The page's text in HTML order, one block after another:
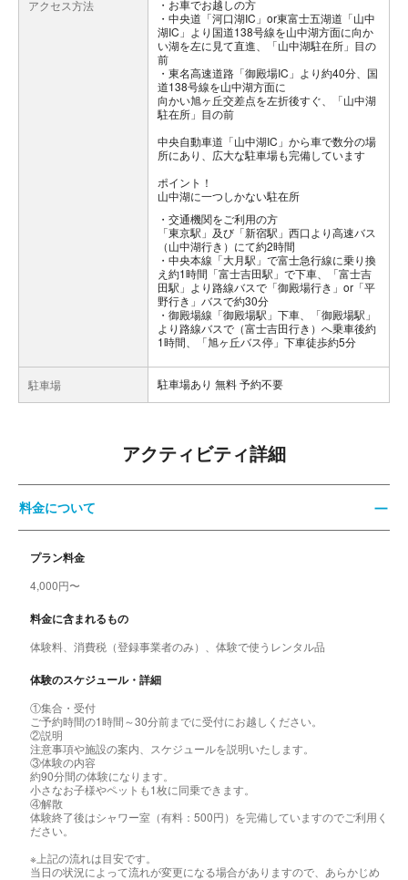
アクセス方法
お車でお越しの方
・中央道「河口湖IC」or東富士五湖道「山中
湖IC」より国道138号線を山中湖方面に向か
い湖を左に見て直進、「山中湖駐在所」目の
前
・東名高速道路「御殿場IC」より約40分、国
道138号線を山中湖方面に
向かい旭ヶ丘交差点を左折後すぐ、「山中湖
駐在所」目の前
中央自動車道「山中湖IC」から車で数分の場
所にあり、広大な駐車場も完備しています
ポイント！
山中湖に一つしかない駐在所
交通機関をご利用の方
「東京駅」及び「新宿駅」西口より高速バス
（山中湖行き）にて約2時間
・中央本線「大月駅」で富士急行線に乗り換
え約1時間「富士吉田駅」で下車、「富士吉
田駅」より路線バスで「御殿場行き」or「平
野行き」バスで約30分
・御殿場線「御殿場駅」下車、「御殿場駅」
より路線バスで（富士吉田行き）へ乗車後約
1時間、「旭ヶ丘バス停」下車徒歩約5分
駐車場 駐車場あり 無料 予約不要
アクティビティ詳細
料金について
プラン料金
4,000円〜
料金に含まれるもの
体験料、消費税（登録事業者のみ）、体験で使うレンタル品
体験のスケジュール・詳細
①集合・受付
ご予約時間の1時間～30分前までに受付にお越しください。
②説明
注意事項や施設の案内、スケジュールを説明いたします。
③体験の内容
約90分間の体験になります。
小さなお子様やペットも1枚に同乗できます。
④解散
体験終了後はシャワー室（有料：500円）を完備していますのでご利用く
ださい。
※上記の流れは目安です。
当日の状況によって流れが変更になる場合がありますので、あらかじめ